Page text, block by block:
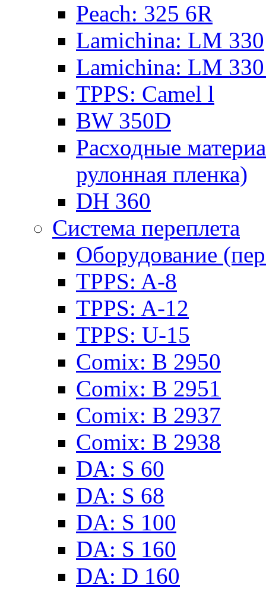
Peach: 325 6R
Lamichina: LM 330
Lamichina: LM
TPPS: Camel l
BW 350D
Расходные
рулонная пленка)
DH 360
Система переплета
Оборудование
TPPS: A-8
TPPS: A-12
TPPS: U-15
Comix: B 2950
Comix: B 2951
Comix: B 2937
Comix: B 2938
DA: S 60
DA: S 68
DA: S 100
DA: S 160
DA: D 160